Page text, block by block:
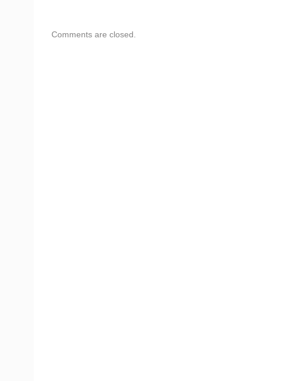
Comments are closed.